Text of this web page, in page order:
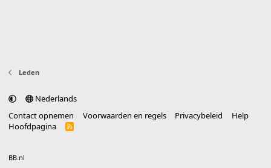
Leden
Nederlands
Contact opnemen
Voorwaarden en regels Privacybeleid
Help
Hoofdpagina
R
BB.nl